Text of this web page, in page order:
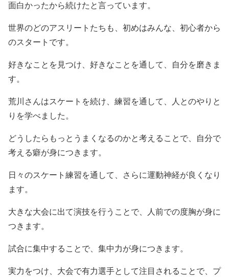
面白かったから続けたと言っています。
世界のどのアスリートたちも、初めはみんな、初心者から
のスタートです。
好きなことを見つけ、好きなことを通して、自分を磨きま
す。
荒川さんはスケートを続け、練習を通して、人とのやりと
りを学べました。
どうしたらもっとうまくなるのかと考えることで、自分で
考える癖が身につきます。
日々のスケート練習を通して、さらに運動神経が良くなり
ます。
大きな大会に出て演技を行うことで、人前での度胸が身に
つきます。
試合に集中することで、集中力が身につきます。
実力をつけ、大会で有力選手として注目されることで、プ